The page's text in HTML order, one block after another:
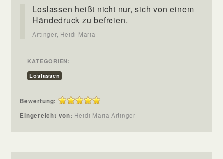
Loslassen heißt nicht nur, sich von einem
Händedruck zu befreien.
Artinger, Heidi Maria
KATEGORIEN:
Loslassen
Bewertung:
Eingereicht von: Heidi Maria Artinger